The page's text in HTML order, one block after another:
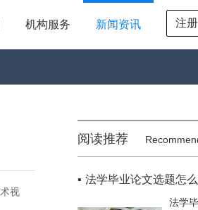
机构服务 新闻资讯 注
视
阅读推荐
▪ 法学毕业论文选题怎
法学